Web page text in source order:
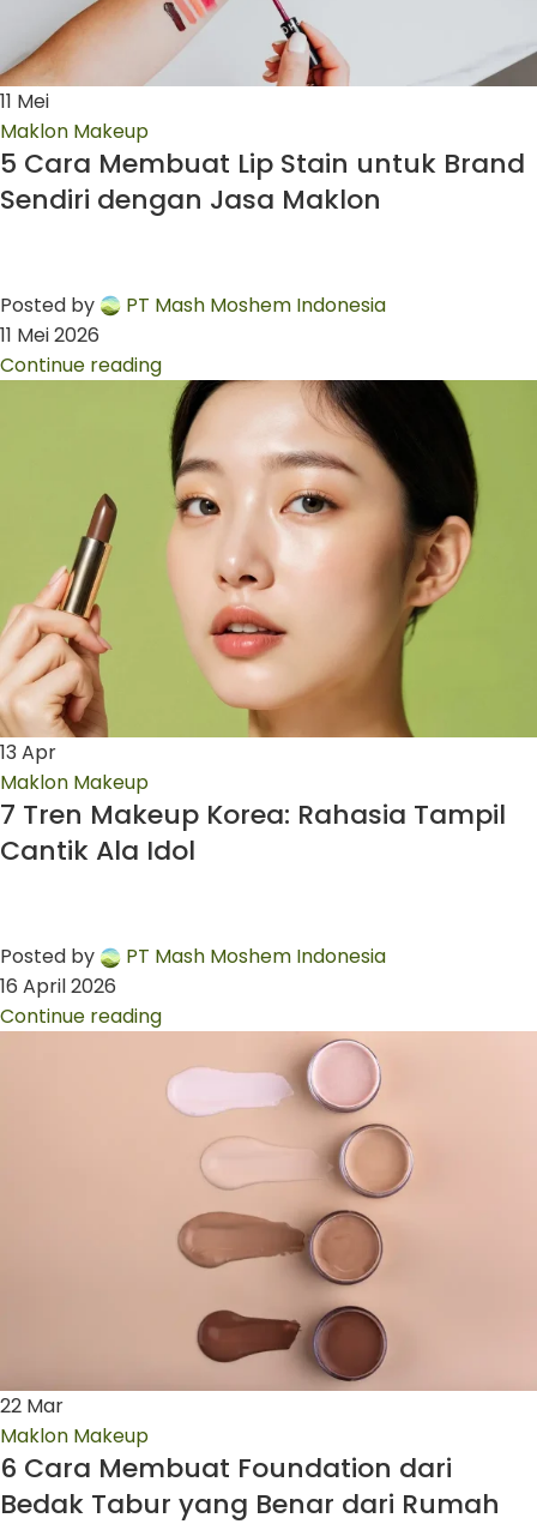
11 Mei
Maklon Makeup
5 Cara Membuat Lip Stain untuk Brand
Sendiri dengan Jasa Maklon
Posted by
PT Mash Moshem Indonesia
11 Mei 2026
Continue reading
13 Apr
Maklon Makeup
7 Tren Makeup Korea: Rahasia Tampil
Cantik Ala Idol
Posted by
PT Mash Moshem Indonesia
16 April 2026
Continue reading
22 Mar
Maklon Makeup
6 Cara Membuat Foundation dari
Bedak Tabur yang Benar dari Rumah